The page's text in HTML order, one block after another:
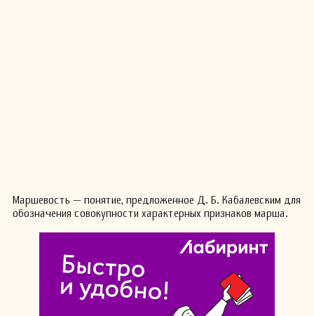
Маршевость — понятие, предложенное Д. Б. Кабалевским для
обозначения совокупности характерных признаков марша.